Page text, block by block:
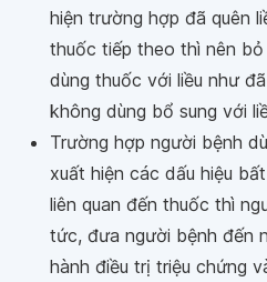
hiện trường hợp đã quên
thuốc tiếp theo thì nên bỏ
dùng thuốc với liều như
không dùng bổ sung với
Trường hợp người bệnh
xuất hiện các dấu hiệu
liên quan đến thuốc thì
tức, đưa người bệnh đến
hành điều trị triệu chứng